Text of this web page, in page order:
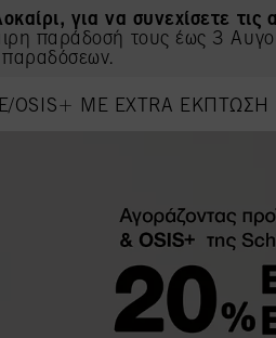
για να συνεχίσετε τις
παράδοσή τους έως 3
OSIS+ ΜΕ EXTRA ΕΚΠΤΩΣΗ